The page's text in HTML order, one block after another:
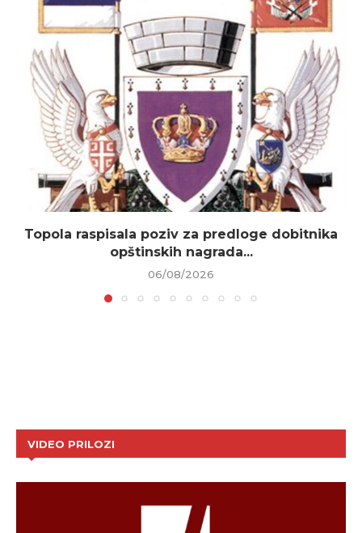
Topola raspisala poziv za predloge dobitnika
opštinskih nagrada...
06/08/2026
VIDEO PRILOZI